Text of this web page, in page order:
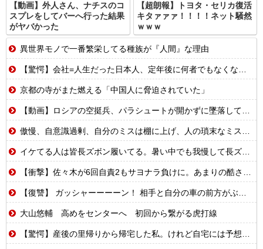
【動画】外人さん、ナチスのコ
スプレをしてバーへ行った結果
がヤバかった
【超朗報】トヨタ・セリカ復活
キタァァァ！！！！ネット騒然
ｗｗｗ
異世界モノで一番繁栄してる種族が『人間』な理由
【驚愕】会社=人生だった日本人、定年後に何者でもなくなるwww
京都の寺がまた燃える「中国人に脅迫されていた」
【動画】ロシアの空挺兵、パラシュートが開かずに墜落してしまう。
傲慢、自意識過剰、自分のミスは棚に上げ、人の瑣末なミスをネチネチと責める同僚A。過去に何人かがAにイビられて鬱病になって退職してる。しかし上司はAに対しては…
イケてる人は皆長ズボン履いてる。暑い中でも我慢して長ズボン履いてる。半ズボンはモテ無い。厳しいって
【衝撃】佐々木が6回自責2もサヨナラ負けに。あまりの酷さにドン引きするドジャースファン
【復讐】 ガッシャーーーーン！ 相手と自分の車の前方がぶつかった。
大山悠輔 高めをセンターへ 初回から繋がる虎打線
【驚愕】産後の里帰りから帰宅した私。けれど自宅には予想もしない人物が住み着いており……義父「お!嫁ちゃんお疲れ!俺もしばらく厄介になるよ」ギャンブル中毒&借金まみれな義父だった!